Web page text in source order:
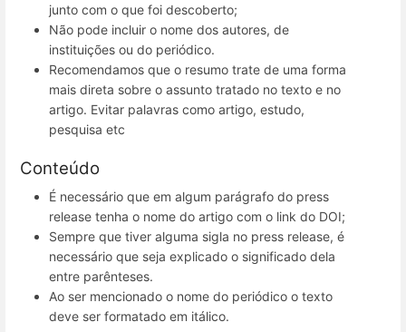
junto com o que foi descoberto;
Não pode incluir o nome dos autores, de
instituições ou do periódico.
Recomendamos que o resumo trate de uma forma
mais direta sobre o assunto tratado no texto e no
artigo. Evitar palavras como artigo, estudo,
pesquisa etc
Conteúdo
É necessário que em algum parágrafo do press
release tenha o nome do artigo com o link do DOI;
Sempre que tiver alguma sigla no press release, é
necessário que seja explicado o significado dela
entre parênteses.
Ao ser mencionado o nome do periódico o texto
deve ser formatado em itálico.